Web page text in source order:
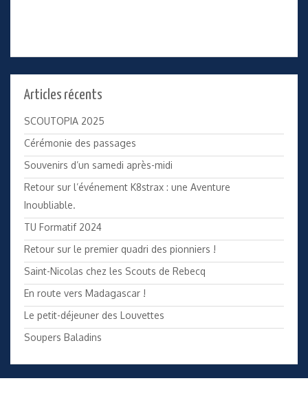
Articles récents
SCOUTOPIA 2025
Cérémonie des passages
Souvenirs d’un samedi après-midi
Retour sur l’événement K8strax : une Aventure
Inoubliable.
TU Formatif 2024
Retour sur le premier quadri des pionniers !
Saint-Nicolas chez les Scouts de Rebecq
En route vers Madagascar !
Le petit-déjeuner des Louvettes
Soupers Baladins